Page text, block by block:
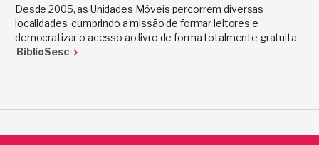
Desde 2005, as Unidades Móveis percorrem diversas
localidades, cumprindo a missão de formar leitores e
democratizar o acesso ao livro de forma totalmente gratuita.
BiblioSesc